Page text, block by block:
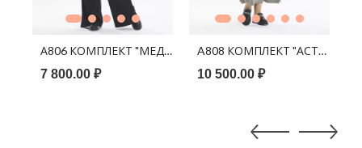
ЦВЕТНЫЕ МАЗКИ
ЧЕРНЫЙ ПРИНТ ЖИРАФ
В КОРЗИНУ
А806 КОМПЛЕКТ "МЕДИНА" КОРИЧНЕВЫЙ ПРИНТ ЭТНО
7 800.00 ₽
В КОРЗИНУ
10 500.00 ₽